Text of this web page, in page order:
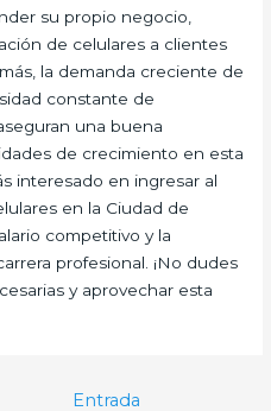
su propio negocio,
de celulares a clientes
la demanda creciente de
constante de
una buena
de crecimiento en esta
interesado en ingresar al
en la Ciudad de
competitivo y la
profesional. ¡No dudes
y aprovechar esta
Entrada